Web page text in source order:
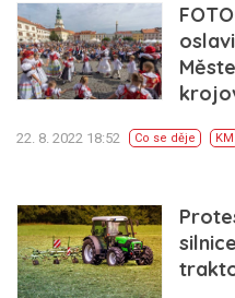
22. 8. 2022 18:52 Co se děje KM